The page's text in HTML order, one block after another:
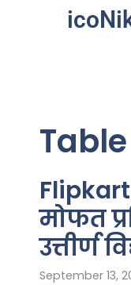
मोफत
उत्तीर्ण
September 13,